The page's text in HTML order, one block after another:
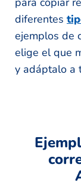
diferentes
ejemplos de
elige el que
y adáptalo a